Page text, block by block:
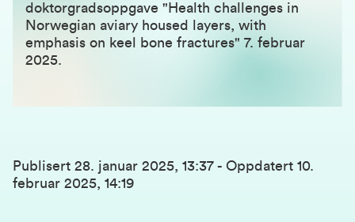
doktorgradsoppgave "Health challenges in
Norwegian aviary housed layers, with
emphasis on keel bone fractures" 7. februar
2025.
Publisert 28. januar 2025, 13:37 - Oppdatert 10.
februar 2025, 14:19